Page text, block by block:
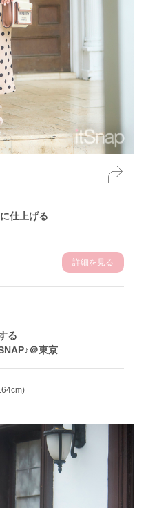
仕上げる
詳細を見る
る
＠東京